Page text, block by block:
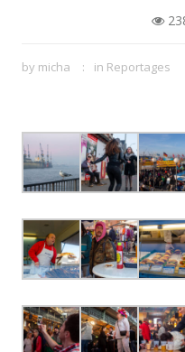
by micha in Reportages